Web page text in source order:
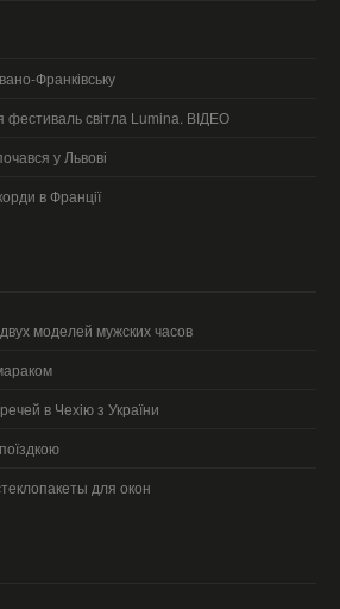
Франківську
фестиваль світла Lumina. ВІДЕО
у Львові
в Франції
моделей мужских часов
в Чехію з України
для окон